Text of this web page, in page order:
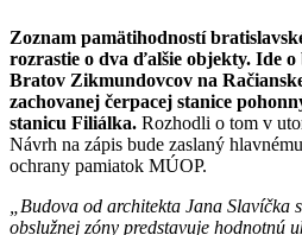
Zoznam pamätihodností
rozrastie o dva ďalšie objekty. Ide
Bratov Zikmundovcov na
zachovanej čerpacej stanice
stanicu Filiálka. Rozhodli o tom v
Návrh na zápis bude zaslaný
ochrany pamiatok MÚOP.
„Budova od architekta Jana Slavíčka
obslužnej zóny predstavuje hodnotnú